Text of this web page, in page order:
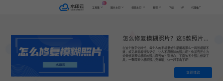
工具集 图片水印 视频水印 教程 下载 VIP 代理推广
怎么修复模糊照片？这5款照片修复工具轻松搞定！
在这个数字化时代，每个人的手机里或许都藏着那么一两张模糊不
清，却又承载着特殊记忆，让人不忍删除的照片吧？你是否还在为
如何修复那些模糊的照片而苦恼？别担心，下面这五个照片修复工
具，一键即可让模糊照片变清晰，快一起来看下吧！
立即体验